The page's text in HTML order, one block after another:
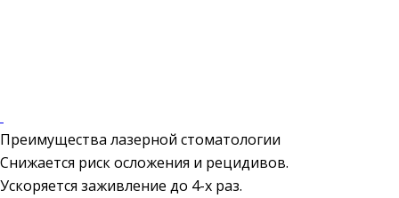
Преимущества лазерной стоматологии
Снижается риск осложения и рецидивов.
Ускоряется заживление до 4-х раз.